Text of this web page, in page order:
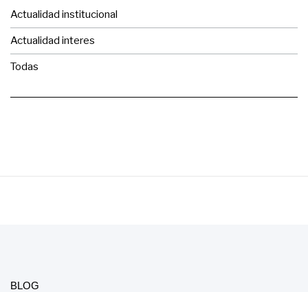
Actualidad institucional
Actualidad interes
Todas
BLOG